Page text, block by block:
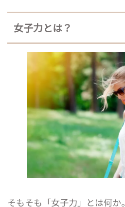
女子力とは？
そもそも「女子力」とは何か。